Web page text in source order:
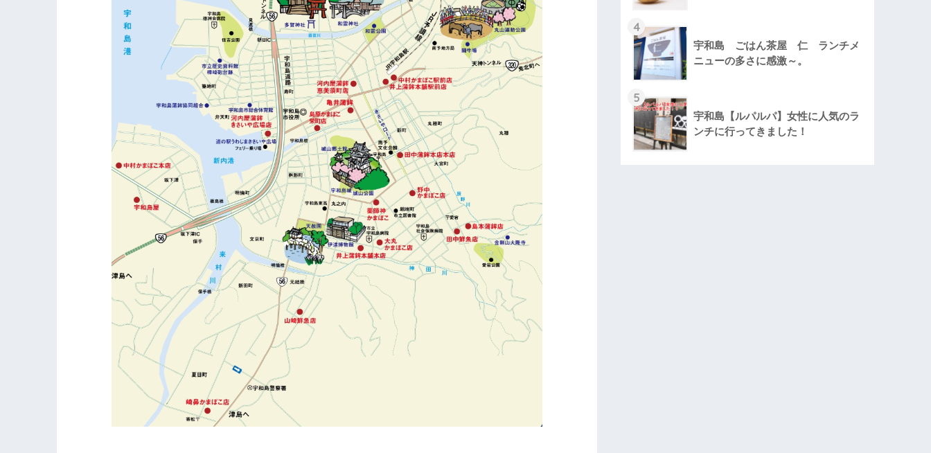
4
宇和島 ごはん茶屋 仁 ランチメ
ニューの多さに感激～。
5
宇和島【ルパルパ】女性に人気のラ
ンチに行ってきました！